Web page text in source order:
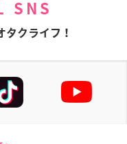
SNS
タクライフ！